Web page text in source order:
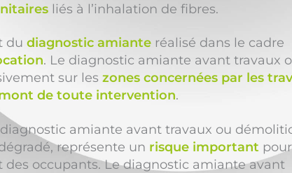
liés à l’inhalation de fibres.
du diagnostic amiante réalisé dans le cadre
. Le diagnostic amiante avant travaux
sur les zones concernées par les
de toute intervention.
amiante avant travaux ou
représente un risque important
des occupants. Le diagnostic amiante avant